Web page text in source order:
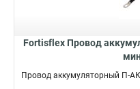
Fortisflex Провод
Провод аккумуляторный П-